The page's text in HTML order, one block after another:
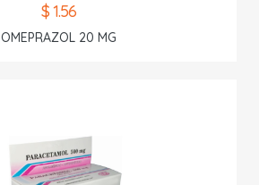
$ 1.56
OMEPRAZOL 20 MG